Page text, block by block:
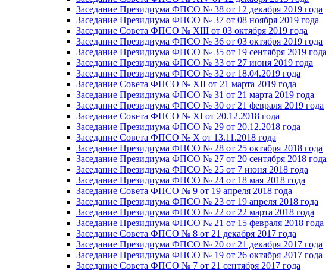
Заседание Президиума ФПСО № 38 от 12 декабря 2019 года
Заседание Президиума ФПСО № 37 от 08 ноября 2019 года
Заседание Совета ФПСО № XIII от 03 октября 2019 года
Заседание Президиума ФПСО № 36 от 03 октября 2019 года
Заседание Президиума ФПСО № 35 от 19 сентября 2019 года
Заседание Президиума ФПСО № 33 от 27 июня 2019 года
Заседание Президиума ФПСО № 32 от 18.04.2019 года
Заседание Совета ФПСО № XII от 21 марта 2019 года
Заседание Президиума ФПСО № 31 от 21 марта 2019 года
Заседание Президиума ФПСО № 30 от 21 февраля 2019 года
Заседание Совета ФПСО № XI от 20.12.2018 года
Заседание Президиума ФПСО № 29 от 20.12.2018 года
Заседание Совета ФПСО № X от 13.11.2018 года
Заседание Президиума ФПСО № 28 от 25 октября 2018 года
Заседание Президиума ФПСО № 27 от 20 сентября 2018 года
Заседание Президиума ФПСО № 25 от 7 июня 2018 года
Заседание Президиума ФПСО № 24 от 18 мая 2018 года
Заседание Совета ФПСО № 9 от 19 апреля 2018 года
Заседание Президиума ФПСО № 23 от 19 апреля 2018 года
Заседание Президиума ФПСО № 22 от 22 марта 2018 года
Заседание Президиума ФПСО № 21 от 15 февраля 2018 года
Заседание Совета ФПСО № 8 от 21 декабря 2017 года
Заседание Президиума ФПСО № 20 от 21 декабря 2017 года
Заседание Президиума ФПСО № 19 от 26 октября 2017 года
Заседание Совета ФПСО № 7 от 21 сентября 2017 года